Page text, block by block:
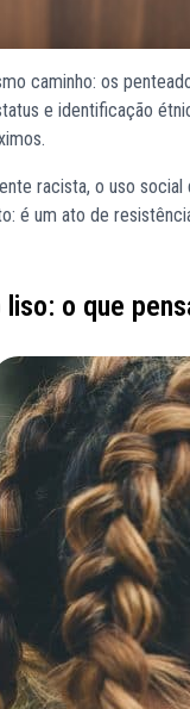
caminho: os
e identificação
racista, o uso
é um ato de
o que